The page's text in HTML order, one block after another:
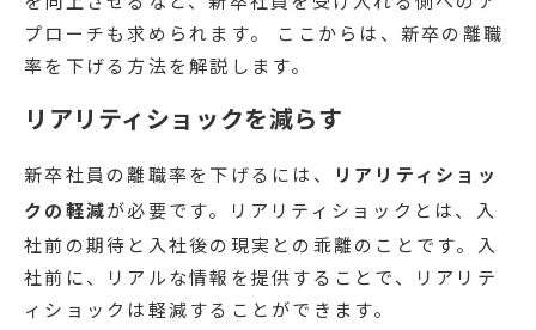
プローチも求められます。 ここからは、新卒の離職
率を下げる方法を解説します。
リアリティショックを減らす
新卒社員の離職率を下げるには、
リアリティショッ
クの軽減が必要です。リアリティショックとは、入
社前の期待と入社後の現実との乖離のことです。入
社前に、リアルな情報を提供することで、リアリテ
ィショックは軽減することができます。